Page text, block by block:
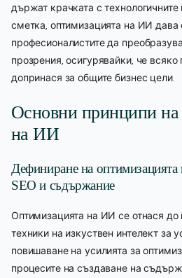
държат крачката с
сметка, оптимизацията на ИИ дава
професионалистите да
прозрения, осигурявайки, че
допринася за общите бизнес цели.
Основни принципи на
на ИИ
Дефиниране на
SEO и съдържание
Оптимизацията на ИИ се отнася до
техники на изкуствен интелект за
повишаване на усилията за
процесите на създаване на